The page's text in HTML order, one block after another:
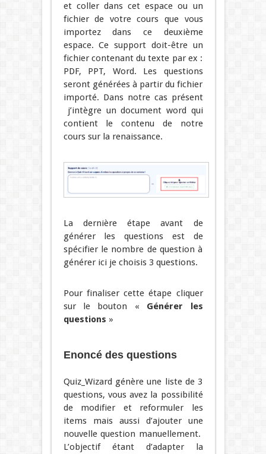
et coller dans cet espace ou un
fichier de votre cours que vous
importez dans ce deuxième
espace. Ce support doit-être un
fichier contenant du texte par ex :
PDF, PPT, Word. Les questions
seront générées à partir du fichier
importé. Dans notre cas présent
j’intègre un document word qui
contient le contenu de notre
cours sur la renaissance.
La dernière étape avant de
générer les questions est de
spécifier le nombre de question à
générer ici je choisis 3 questions.
Pour finaliser cette étape cliquer
sur le bouton « Générer les
questions »
Enoncé des questions
Quiz_Wizard génère une liste de 3
questions, vous avez la possibilité
de modifier et reformuler les
items mais aussi d’ajouter une
nouvelle question manuellement.
L’objectif étant d’adapter la